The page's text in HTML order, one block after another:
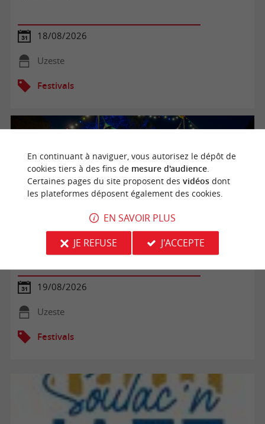
18/08/2026
Uzeste
Festivals
49ème Hestejada de las arts
19/08/2026
Uzeste
Festivals
En continuant à naviguer, vous autorisez le dépôt de
cookies tiers à des fins de mesure d'audience.
Certaines pages du site proposent des vidéosdont
les plateformes déposent également des cookies.
EN SAVOIR PLUS
JE REFUSE
J'ACCEPTE